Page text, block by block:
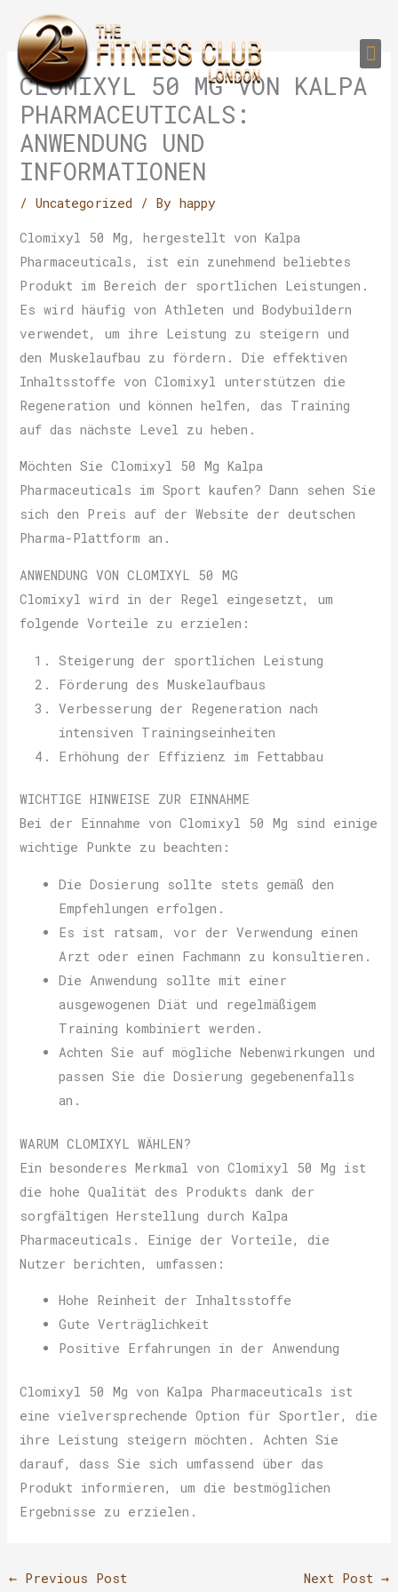
content
CLOMIXYL 50 MG VON KALPA
PHARMACEUTICALS:
ANWENDUNG UND
INFORMATIONEN
/Uncategorized / Byhappy
Clomixyl 50 Mg, hergestellt von Kalpa
Pharmaceuticals, ist ein zunehmend beliebtes
Produkt im Bereich der sportlichen Leistungen.
Es wird häufig von Athleten und Bodybuildern
verwendet, um ihre Leistung zu steigern und
den Muskelaufbau zu fördern. Die effektiven
Inhaltsstoffe von Clomixyl unterstützen die
Regeneration und können helfen, das Training
auf das nächste Level zu heben.
Möchten Sie Clomixyl 50 Mg Kalpa
Pharmaceuticals im Sport kaufen? Dann sehen Sie
sich den Preis auf der Website der deutschen
Pharma-Plattform an.
ANWENDUNG VON CLOMIXYL 50 MG
Clomixyl wird in der Regel eingesetzt, um
folgende Vorteile zu erzielen:
Steigerung der sportlichen Leistung
Förderung des Muskelaufbaus
Verbesserung der Regeneration nach
intensiven Trainingseinheiten
Erhöhung der Effizienz im Fettabbau
WICHTIGE HINWEISE ZUR EINNAHME
Bei der Einnahme von Clomixyl 50 Mg sind einige
wichtige Punkte zu beachten:
Die Dosierung sollte stets gemäß den
Empfehlungen erfolgen.
Es ist ratsam, vor der Verwendung einen
Arzt oder einen Fachmann zu konsultieren.
Die Anwendung sollte mit einer
ausgewogenen Diät und regelmäßigem
Training kombiniert werden.
Achten Sie auf mögliche Nebenwirkungen und
passen Sie die Dosierung gegebenenfalls
an.
WARUM CLOMIXYL WÄHLEN?
Ein besonderes Merkmal von Clomixyl 50 Mg ist
die hohe Qualität des Produkts dank der
sorgfältigen Herstellung durch Kalpa
Pharmaceuticals. Einige der Vorteile, die
Nutzer berichten, umfassen:
Hohe Reinheit der Inhaltsstoffe
Gute Verträglichkeit
Positive Erfahrungen in der Anwendung
Clomixyl 50 Mg von Kalpa Pharmaceuticals ist
eine vielversprechende Option für Sportler, die
ihre Leistung steigern möchten. Achten Sie
darauf, dass Sie sich umfassend über das
Produkt informieren, um die bestmöglichen
Ergebnisse zu erzielen.
←Previous Post Next Post→